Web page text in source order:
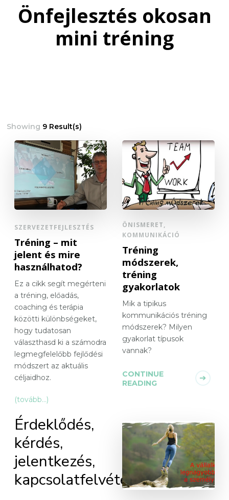
Önfejlesztés okosan
mini tréning
Showing 9 Result(s)
SZERVEZETFEJLESZTÉS
Tréning – mit
jelent és mire
használhatod?
Ez a cikk segít megérteni
a tréning, előadás,
coaching és terápia
közötti különbségeket,
hogy tudatosan
választhasd ki a számodra
legmegfelelőbb fejlődési
módszert az aktuális
céljaidhoz.
(tovább…)
Érdeklődés,
kérdés,
jelentkezés,
kapcsolatfelvétel
ÖNISMERET,
KOMMUNIKÁCIÓ
Tréning
módszerek,
tréning
gyakorlatok
Mik a tipikus
kommunikációs tréning
módszerek? Milyen
gyakorlat típusok
vannak?
CONTINUE
READING